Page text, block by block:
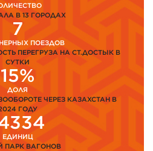
В 13 ГОРОДАХ
7
ПОЕЗДОВ
ПЕРЕГРУЗА НА СТ.ДОСТЫК В
СУТКИ
15%
ДОЛЯ
ЧЕРЕЗ КАЗАХСТАН В
ГОДУ
ЕДИНИЦ
ПАРК ВАГОНОВ